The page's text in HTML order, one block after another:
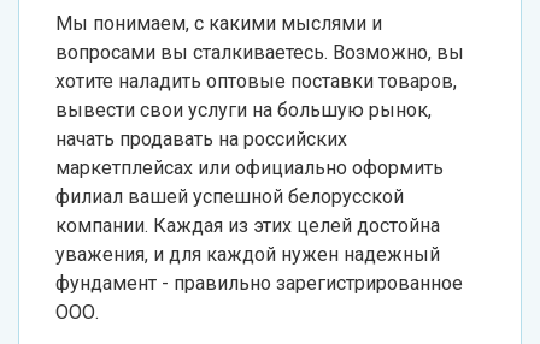
Мы понимаем, с какими мыслями и
вопросами вы сталкиваетесь. Возможно, вы
хотите наладить оптовые поставки товаров,
вывести свои услуги на большую рынок,
начать продавать на российских
маркетплейсах или официально оформить
филиал вашей успешной белорусской
компании. Каждая из этих целей достойна
уважения, и для каждой нужен надежный
фундамент - правильно зарегистрированное
ООО.